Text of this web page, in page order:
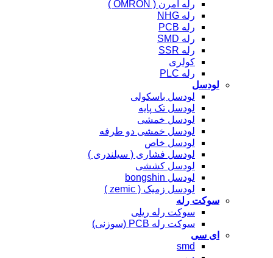
رله امرن ( OMRON )
رله NHG
رله PCB
رله SMD
رله SSR
کولری
رله PLC
لودسل
لودسل باسکولی
لودسل تک پایه
لودسل خمشی
لودسل خمشی دو طرفه
لودسل خاص
لودسل فشاری ( سیلندری )
لودسل کششی
لودسل bongshin
لودسل زمیک ( zemic )
سوکت رله
سوکت رله ریلی
سوکت رله PCB (سوزنی)
ای سی
smd